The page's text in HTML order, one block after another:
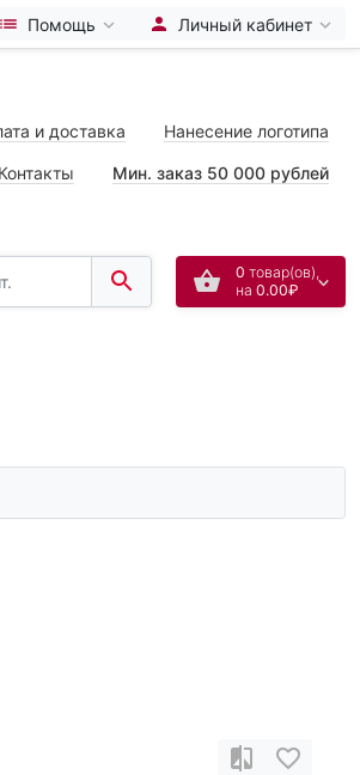
Помощь Личный кабинет
и доставка Нанесение логотипа
Контакты Мин. заказ 50 000 рублей
0 товар(ов),
на 0.00₽